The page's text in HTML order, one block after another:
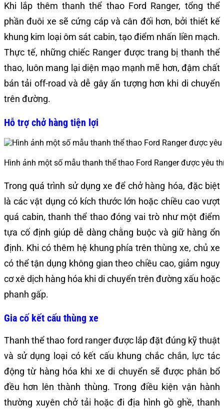
Khi lắp thêm thanh thể thao Ford Ranger, tổng thể
phần đuôi xe sẽ cứng cáp và cân đối hơn, bởi thiết kế
khung kim loại ôm sát cabin, tạo điểm nhấn liền mạch.
Thực tế, những chiếc Ranger được trang bị thanh thể
thao, luôn mang lại diện mạo mạnh mẽ hơn, đậm chất
bán tải off-road và dễ gây ấn tượng hơn khi di chuyển
trên đường.
Hỗ trợ chở hàng tiện lợi
Hình ảnh một số mẫu thanh thể thao Ford Ranger được yêu
Trong quá trình sử dụng xe để chở hàng hóa, đặc biệt
là các vật dụng có kích thước lớn hoặc chiều cao vượt
quá cabin, thanh thể thao đóng vai trò như một điểm
tựa cố định giúp dễ dàng chằng buộc và giữ hàng ổn
định. Khi có thêm hệ khung phía trên thùng xe, chủ xe
có thể tận dụng không gian theo chiều cao, giảm nguy
cơ xê dịch hàng hóa khi di chuyển trên đường xấu hoặc
phanh gấp.
Gia cố kết cấu thùng xe
Thanh thể thao ford ranger được lắp đặt đúng kỹ thuật
và sử dụng loại có kết cấu khung chắc chắn, lực tác
động từ hàng hóa khi xe di chuyển sẽ được phân bổ
đều hơn lên thành thùng. Trong điều kiện vận hành
thường xuyên chở tải hoặc đi địa hình gồ ghề, thanh